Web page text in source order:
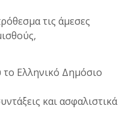
τις άμεσες
Ελληνικό Δημόσιο
και ασφαλιστικά